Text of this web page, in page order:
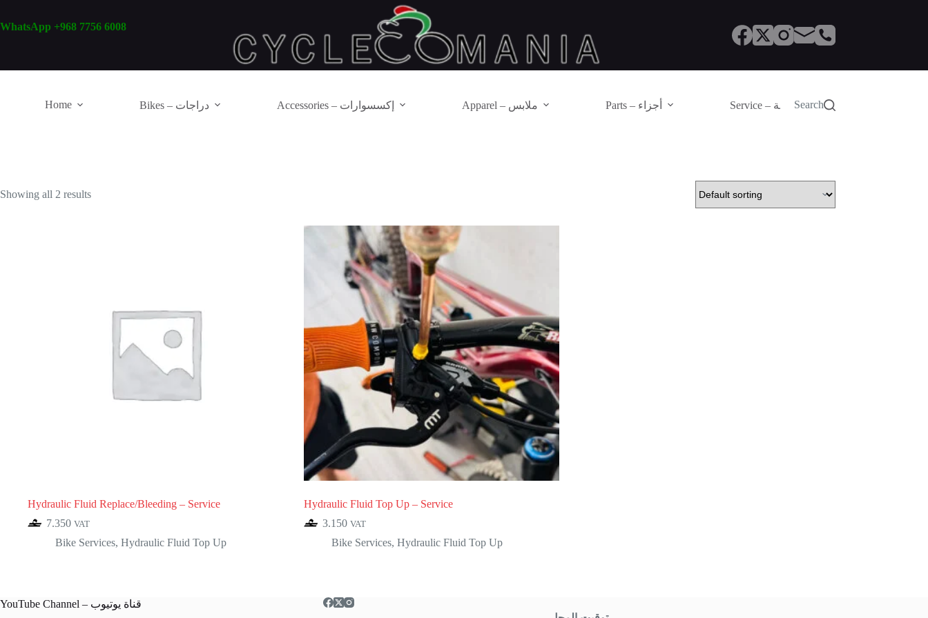
content
WhatsApp +968 7756 6008
Home Bikes – دراجات Accessories – إكسسوارات Apparel – ملابس Parts – أجزاء Service – الصيانةSearch
Showing all 2 results
Hydraulic Fluid Replace/Bleeding – Service
7.350 VAT
Bike Services, Hydraulic Fluid Top Up
Hydraulic Fluid Top Up – Service
3.150 VAT
Bike Services, Hydraulic Fluid Top Up
YouTube Channel – قناة يوتيوب